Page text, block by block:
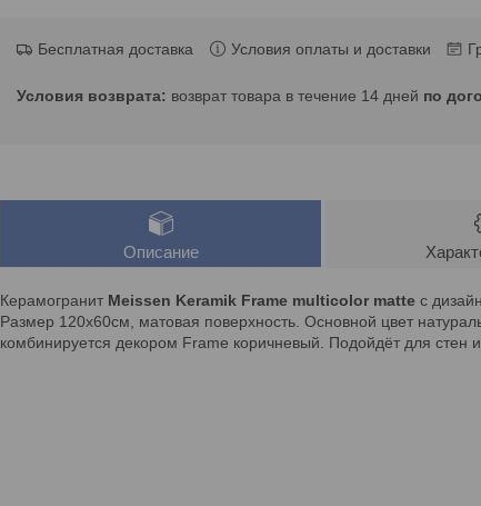
Бесплатная доставка Условия оплаты и доставки
возврат товара в течение 14 дней по
Описание
Керамогранит Meissen Keramik Frame multicolor matte с
Размер 120х60см, матовая поверхность. Основной цвет
комбинируется декором Frame коричневый. Подойдёт для